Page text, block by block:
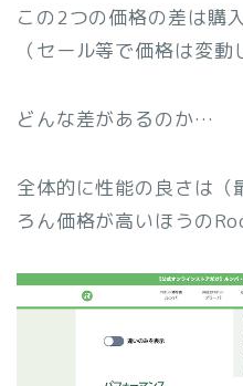
この2つの価格の差は購
（セール等で価格は変動
どんな差があるのか…
全体的に性能の良さは（
ろん価格が高いほうの